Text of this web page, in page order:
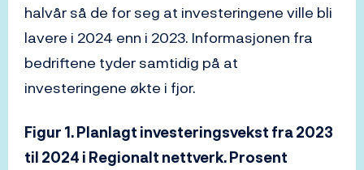
halvår så de for seg at investeringene ville bli
lavere i 2024 enn i 2023. Informasjonen fra
bedriftene tyder samtidig på at
investeringene økte i fjor.
Figur 1. Planlagt investeringsvekst fra 2023
til 2024 i Regionalt nettverk. Prosent